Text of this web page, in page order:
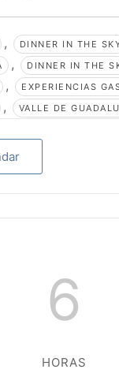
, DINNER IN THE
, DINNER IN THE
, EXPERIENCIAS
, VALLE DE
6
HORAS